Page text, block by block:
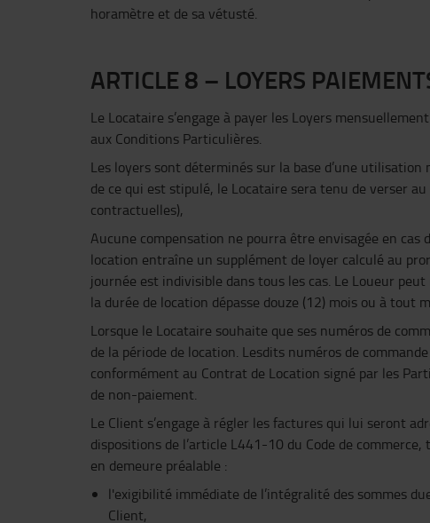
horamètre et de sa vétusté.
ARTICLE 8 – LOYERS
Le Locataire s’engage à payer les Loyers
aux Conditions Particulières.
Les loyers sont déterminés sur la base d’une
de ce qui est stipulé, le Locataire sera tenu de verser
contractuelles),
Aucune compensation ne pourra être envisagée en
location entraîne un supplément de loyer calculé au
journée est indivisible dans tous les cas. Le Loueur
la durée de location dépasse douze (12) mois ou à
Lorsque le Locataire souhaite que ses numéros de
de la période de location. Lesdits numéros de
conformément au Contrat de Location signé par les
de non-paiement.
Le Client s’engage à régler les factures qui lui seront
dispositions de l’article L441-10 du Code de
en demeure préalable :
l'exigibilité immédiate de l’intégralité des sommes
Client,